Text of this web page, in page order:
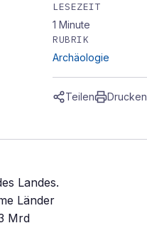
LESEZEIT
1 Minute
RUBRIK
Archäologie
Teilen Drucken
Landes.
Länder
Mrd